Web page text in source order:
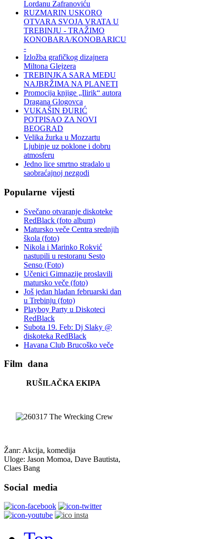
Lordanu Zafranoviću
RUZMARIN USKORO
OTVARA SVOJA VRATA U
TREBINJU - TRAŽIMO
KONOBARA/KONOBARICU
-
Izložba grafičkog dizajnera
Miltona Glejzera
TREBINЈKA SARA MEĐU
NAJBRŽIMA NA PLANETI
Promocija knjige „Ilirik“ autora
Dragana Glogovca
VUKAŠIN ĐURIĆ
POTPISAO ZA NOVI
BEOGRAD
Velika žurka u Mozzartu
Ljubinje uz poklone i dobru
atmosferu
Jedno lice smrtno stradalo u
saobraćajnoj nezgodi
Popularne vijesti
Svečano otvaranje diskoteke
RedBlack (foto album)
Matursko veče Centra srednjih
škola (foto)
Nikola i Marinko Rokvić
nastupili u restoranu Sesto
Senso (Foto)
Učenici Gimnazije proslavili
matursko veče (foto)
Još jedan hladan februarski dan
u Trebinju (foto)
Playboy Party u Diskoteci
RedBlack
Subota 19. Feb: Dj Slaky @
diskoteka RedBlack
Havana Club Brucoško veče
Film dana
RUŠILAČKA EKIPA
Žanr: Akcija, komedija
Uloge: Jason Momoa, Dave Bautista,
Claes Bang
Social media